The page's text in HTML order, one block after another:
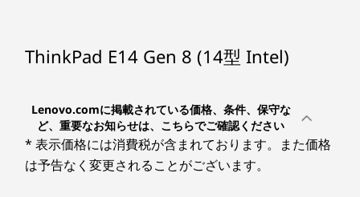
強化されたコラボレーション、安全なオンデバイ
スAI体験を実現する内蔵ニューラル処理ユニット
い生産性を体験します。
インテル®Core™ Ultra 5 vPro®Enterprise プロセッサー
インテル
Core™ 5 プロセッサー 336H
インテル®Core™ 5 プロセッサー 325
セキュリティ・チップ(TPM)
USB 5Gbps (Type-A/USB 3.2 Gen 1)
ThinkPad E14 Gen 8 (14型 Intel)
Lenovo.comに掲載されている価格、条件、保守な
ど、重要なお知らせは、こちらでご確認ください
* 表示価格には消費税が含まれております。また価格
は予告なく変更されることがございます。